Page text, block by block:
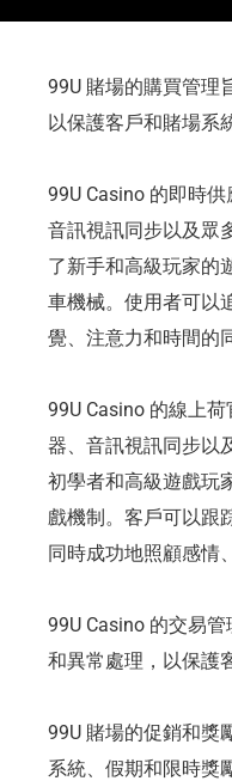
99U 賭場的購買管理
以保護客戶和賭場系
99U Casino 的即時
音訊視訊同步以及眾
了新手和高級玩家的
車機械。使用者可以
覺、注意力和時間的
99U Casino 的線上
器、音訊視訊同步以
初學者和高級遊戲玩
戲機制。客戶可以跟
同時成功地照顧感情
99U Casino 的交易
和異常處理，以保護
99U 賭場的促銷和獎
系統、假期和限時獎